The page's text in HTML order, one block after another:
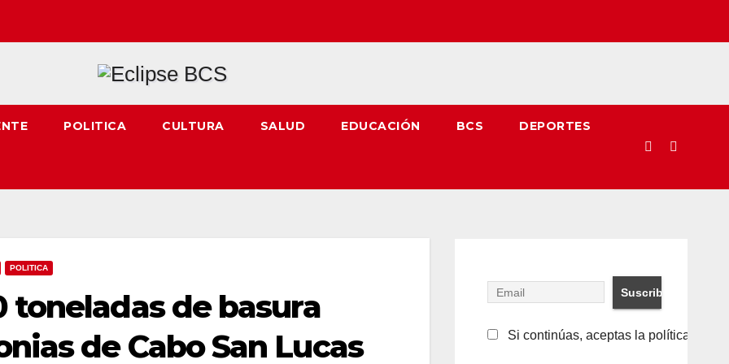
POLITICA CULTURA SALUD EDUCACIÓN BCS DEPORTES
POLITICA
toneladas de basura
de Cabo San Lucas
Si continúas, aceptas la política de